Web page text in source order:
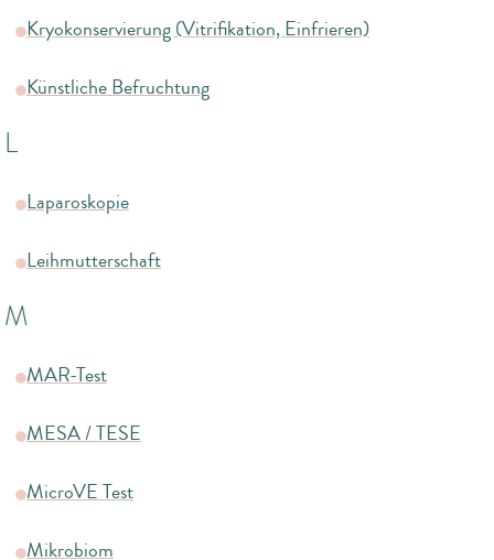
Kryokonservierung (Vitrifikation, Einfrieren)
Künstliche Befruchtung
L
Laparoskopie
Leihmutterschaft
M
MAR-Test
MESA / TESE
MicroVE Test
Mikrobiom